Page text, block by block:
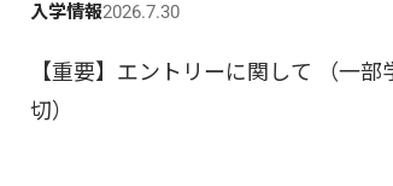
入学情報2026.7.30
【重要】エントリーに関して （一
切）